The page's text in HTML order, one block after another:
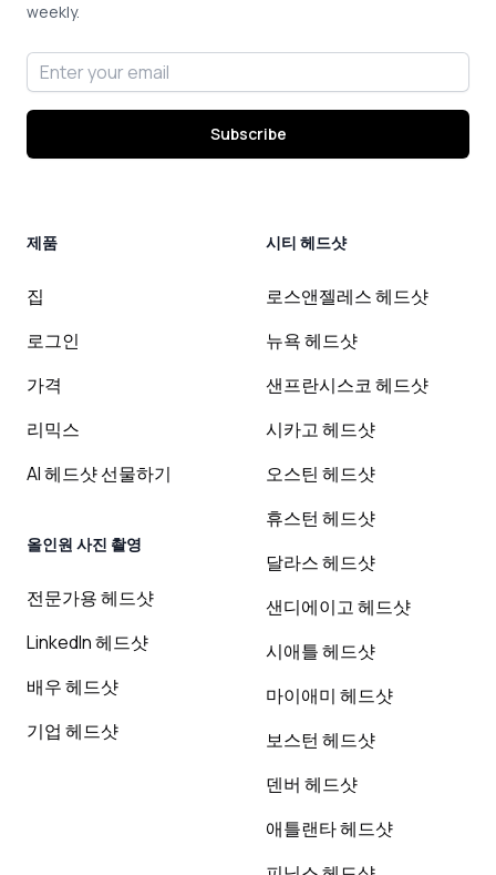
weekly.
Email address
Subscribe
제품
집
로그인
가격
리믹스
AI 헤드샷 선물하기
올인원 사진 촬영
전문가용 헤드샷
LinkedIn 헤드샷
배우 헤드샷
기업 헤드샷
시티 헤드샷
로스앤젤레스 헤드샷
뉴욕 헤드샷
샌프란시스코 헤드샷
시카고 헤드샷
오스틴 헤드샷
휴스턴 헤드샷
달라스 헤드샷
샌디에이고 헤드샷
시애틀 헤드샷
마이애미 헤드샷
보스턴 헤드샷
덴버 헤드샷
애틀랜타 헤드샷